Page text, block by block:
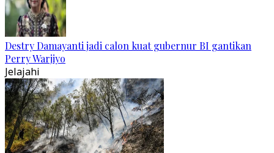
Destry Damayanti jadi calon kuat gubernur BI gantikan
Perry Warjiyo
Jelajahi